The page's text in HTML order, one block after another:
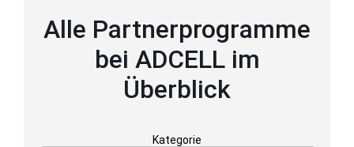
Alle Partnerprogramme
bei ADCELL im
Überblick
Kategorie